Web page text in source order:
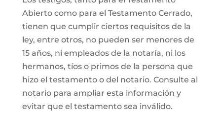
Abierto como para el Testamento Cerrado,
tienen que cumplir ciertos requisitos de la
ley, entre otros, no pueden ser menores de
15 años, ni empleados de la notaría, ni los
hermanos, tíos o primos de la persona que
hizo el testamento o del notario. Consulte al
notario para ampliar esta información y
evitar que el testamento sea inválido.